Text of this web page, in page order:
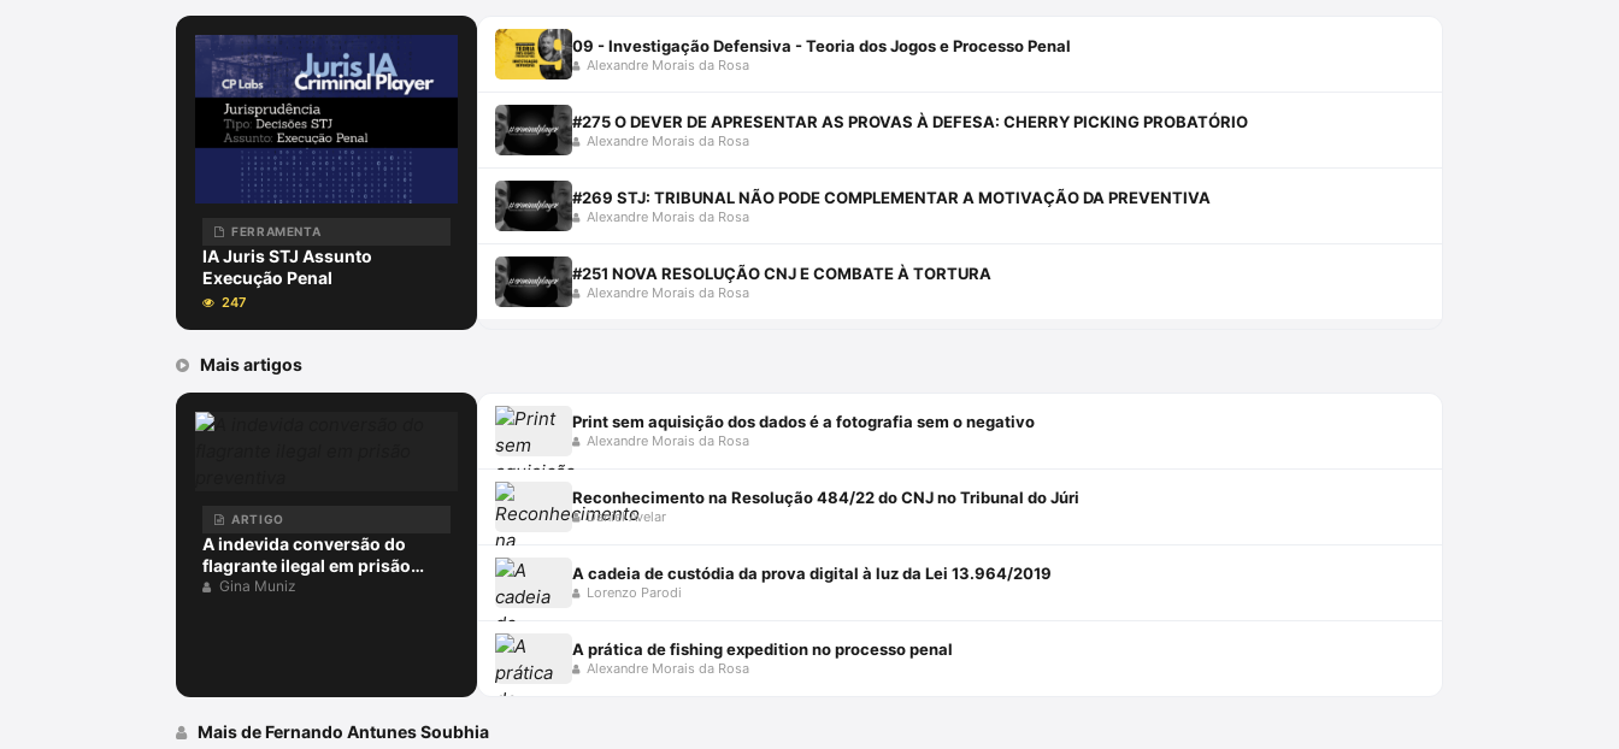
FERRAMENTA
IA Juris STJ Assunto
Execução Penal
247
09 - Investigação Defensiva - Teoria dos Jogos e Processo Penal
Alexandre Morais da Rosa
#275 O DEVER DE APRESENTAR AS PROVAS À DEFESA: CHERRY PICKING PROBATÓRIO
Alexandre Morais da Rosa
#269 STJ: TRIBUNAL NÃO PODE COMPLEMENTAR A MOTIVAÇÃO DA PREVENTIVA
Alexandre Morais da Rosa
#251 NOVA RESOLUÇÃO CNJ E COMBATE À TORTURA
Alexandre Morais da Rosa
Mais artigos
ARTIGO
A indevida conversão do
flagrante ilegal em prisão
preventiva
Gina Muniz
Print sem aquisição dos dados é a fotografia sem o negativo
Alexandre Morais da Rosa
Reconhecimento na Resolução 484/22 do CNJ no Tribunal do Júri
Daniel Avelar
A cadeia de custódia da prova digital à luz da Lei 13.964/2019
Lorenzo Parodi
A prática de fishing expedition no processo penal
Alexandre Morais da Rosa
Mais de Fernando Antunes Soubhia